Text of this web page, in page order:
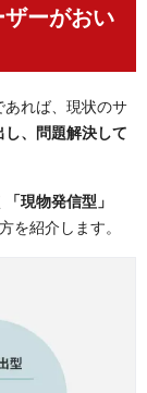
ーがおい
あれば、現状のサ
、問題解決して
「現物発信型」
を紹介します。